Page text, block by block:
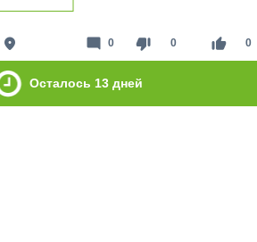
place thumb_down 0 thumb_up 0
mode_comment 0
Осталось 13 дней